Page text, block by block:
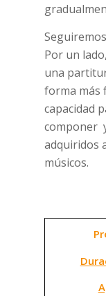
Por un
una
forma más
capacidad
componer
adquiridos
músicos.